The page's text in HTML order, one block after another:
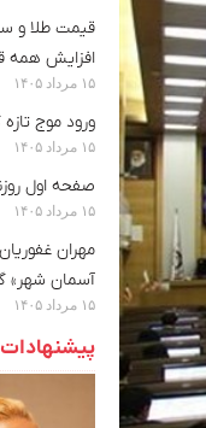
افزایش همه
۱۵ مرداد ۱۴۰۵
ورود موج
۱۵ مرداد ۱۴۰۵
صفحه اول روزنامه
۱۵ مرداد ۱۴۰۵
مهران
آسمان شهر»
۱۵ مرداد ۱۴۰۵